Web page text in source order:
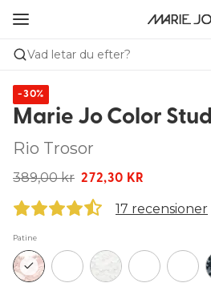
Vad letar du efter?
-30%
Marie Jo Color
Rio Trosor
389,00 kr 272,30 KR
17 recensioner
Patine